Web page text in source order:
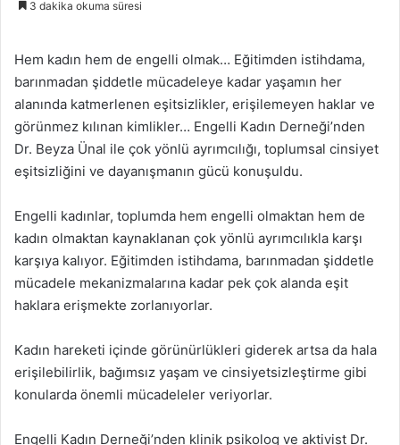
3 dakika okuma süresi
Hem kadın hem de engelli olmak… Eğitimden istihdama,
barınmadan şiddetle mücadeleye kadar yaşamın her
alanında katmerlenen eşitsizlikler, erişilemeyen haklar ve
görünmez kılınan kimlikler… Engelli Kadın Derneği’nden
Dr. Beyza Ünal ile çok yönlü ayrımcılığı, toplumsal cinsiyet
eşitsizliğini ve dayanışmanın gücü konuşuldu.
Engelli kadınlar, toplumda hem engelli olmaktan hem de
kadın olmaktan kaynaklanan çok yönlü ayrımcılıkla karşı
karşıya kalıyor. Eğitimden istihdama, barınmadan şiddetle
mücadele mekanizmalarına kadar pek çok alanda eşit
haklara erişmekte zorlanıyorlar.
Kadın hareketi içinde görünürlükleri giderek artsa da hala
erişilebilirlik, bağımsız yaşam ve cinsiyetsizleştirme gibi
konularda önemli mücadeleler veriyorlar.
Engelli Kadın Derneği’nden klinik psikolog ve aktivist Dr.